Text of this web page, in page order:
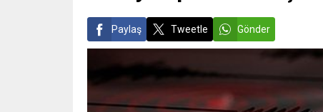
Paylaş Tweetle Gönder